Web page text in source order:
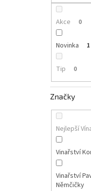
Akce 0
Novinka 1
Tip 0
Značky
Nejlepší
Vinařství
Vinařství
Němčičky